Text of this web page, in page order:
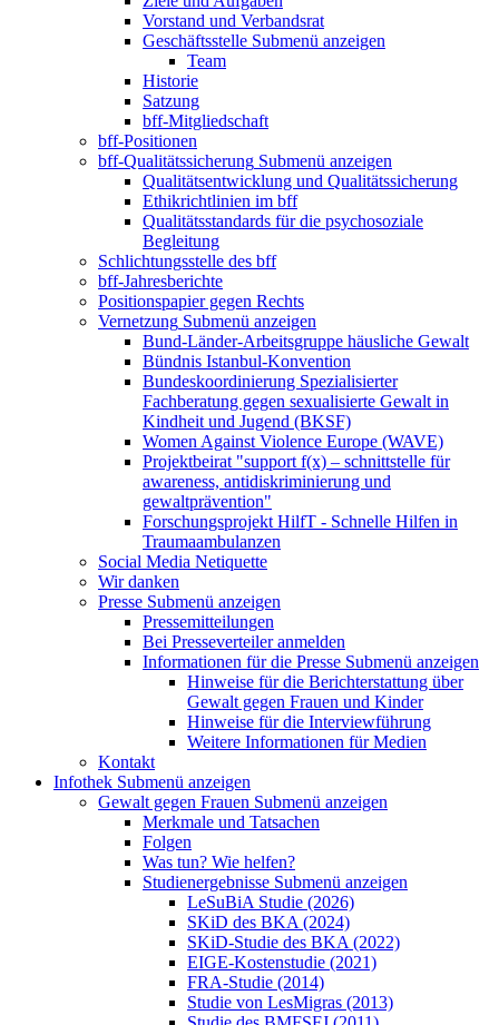
Vorstand und Verbandsrat
Geschäftsstelle Submenü anzeigen
Team
Historie
Satzung
bff-Mitgliedschaft
bff-Positionen
bff-Qualitätssicherung Submenü anzeigen
Qualitätsentwicklung und Qualitätssicherung
Ethikrichtlinien im bff
Qualitätsstandards für die psychosoziale
Begleitung
Schlichtungsstelle des bff
bff-Jahresberichte
Positionspapier gegen Rechts
Vernetzung Submenü anzeigen
Bund-Länder-Arbeitsgruppe häusliche Gewalt
Bündnis Istanbul-Konvention
Bundeskoordinierung Spezialisierter
Fachberatung gegen sexualisierte Gewalt in
Kindheit und Jugend (BKSF)
Women Against Violence Europe (WAVE)
Projektbeirat "support f(x) – schnittstelle für
awareness, antidiskriminierung und
gewaltprävention"
Forschungsprojekt HilfT - Schnelle Hilfen in
Traumaambulanzen
Social Media Netiquette
Wir danken
Presse Submenü anzeigen
Pressemitteilungen
Bei Presseverteiler anmelden
Informationen für die Presse Submenü anzeigen
Hinweise für die Berichterstattung über
Gewalt gegen Frauen und Kinder
Hinweise für die Interviewführung
Weitere Informationen für Medien
Kontakt
Infothek Submenü anzeigen
Gewalt gegen Frauen Submenü anzeigen
Merkmale und Tatsachen
Folgen
Was tun? Wie helfen?
Studienergebnisse Submenü anzeigen
LeSuBiA Studie (2026)
SKiD des BKA (2024)
SKiD-Studie des BKA (2022)
EIGE-Kostenstudie (2021)
FRA-Studie (2014)
Studie von LesMigras (2013)